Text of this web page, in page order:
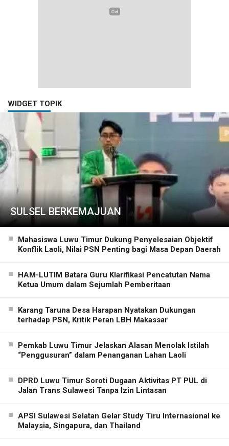
WIDGET TOPIK
SULSEL BERKEMAJUAN
Mahasiswa Luwu Timur Dukung Penyelesaian Objektif
Konflik Laoli, Nilai PSN Penting bagi Masa Depan Daerah
HAM-LUTIM Batara Guru Klarifikasi Pencatutan Nama
Ketua Umum dalam Sejumlah Pemberitaan
Karang Taruna Desa Harapan Nyatakan Dukungan
terhadap PSN, Kritik Peran LBH Makassar
Pemkab Luwu Timur Jelaskan Alasan Menolak Istilah
“Penggusuran” dalam Penanganan Lahan Laoli
DPRD Luwu Timur Soroti Dugaan Aktivitas PT PUL di
Jalan Trans Sulawesi Tanpa Izin Lintasan
APSI Sulawesi Selatan Gelar Study Tiru Internasional ke
Malaysia, Singapura, dan Thailand